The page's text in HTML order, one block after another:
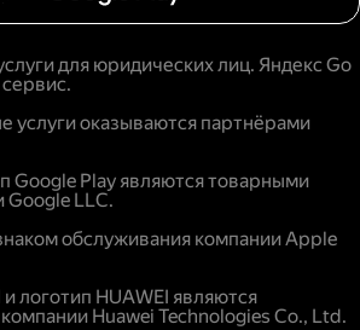
для юридических лиц. Яндекс Go
услуги оказываются партнёрами
Google Play являются товарными
Google LLC.
обслуживания компании Apple
логотип HUAWEI являются
Huawei Technologies Co., Ltd.